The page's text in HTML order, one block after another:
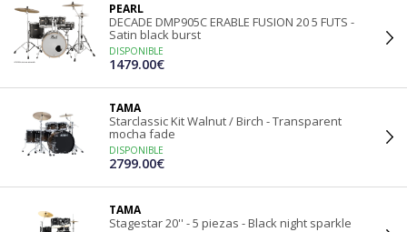
PEARL
DECADE DMP905C ERABLE FUSION 20 5 FUTS -
Satin black burst
DISPONIBLE
1479.00€
TAMA
Starclassic Kit Walnut / Birch - Transparent
mocha fade
DISPONIBLE
2799.00€
TAMA
Stagestar 20'' - 5 piezas - Black night sparkle